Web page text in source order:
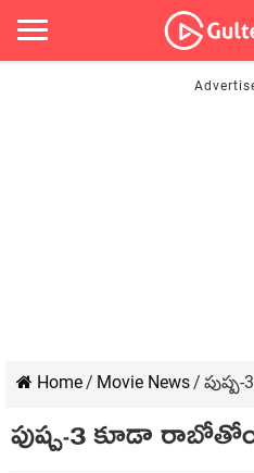
Home/ Movie News/
పుష్ప‌-3 కూడా